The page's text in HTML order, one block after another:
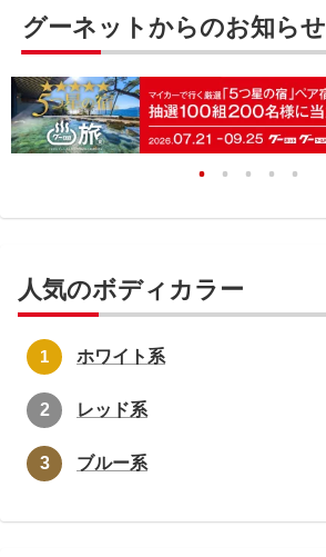
グーネットからのお知らせ
人気のボディカラー
ホワイト系
レッド系
ブルー系